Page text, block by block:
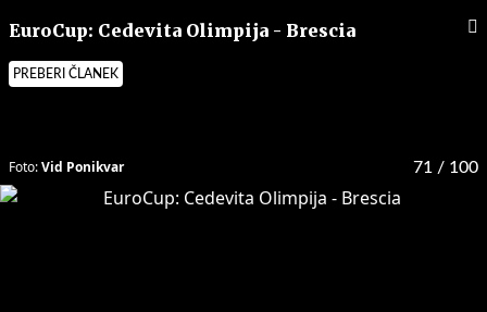
EuroCup: Cedevita Olimpija - Brescia
PREBERI ČLANEK
71 / 100
Foto:Vid Ponikvar